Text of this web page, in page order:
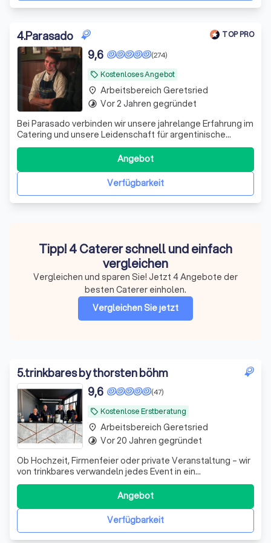
4.Parasado TOP PRO
local_offer Kostenloses Angebot
(274)
9,6
Bei Parasado verbinden wir unsere jahrelange Erfahrung im
Catering und unsere Leidenschaft für argentinische
Kulinarik mit regionaler Qualität, um jedes Event zu einem
besonderen Erlebnis zu machen.
Verfügbarkeit
Angebot
place Arbeitsbereich Geretsried
timelapse Vor 2 Jahren gegründet
Tipp! 4 Caterer schnell und einfach
vergleichen
Vergleichen und sparen Sie! Jetzt 4 Angebote der
besten Caterer einholen.
Vergleichen Sie jetzt
5.trinkbares by thorsten böhm
local_offer Kostenlose Erstberatung
(47)
9,6
Ob Hochzeit, Firmenfeier oder private Veranstaltung – wir
von trinkbares verwandeln jedes Event in ein
unvergessliches Erlebnis. Mit unseren mobilen
Cocktailbars und erstklassigen Barkeepern bringen wir
nicht nur Drinks, sondern auch eine Atmosphäre voller
Genuss und Freude direkt zu euch. Unsere Le
Verfügbarkeit
Angebot
place Arbeitsbereich Geretsried
timelapse Vor 20 Jahren gegründet